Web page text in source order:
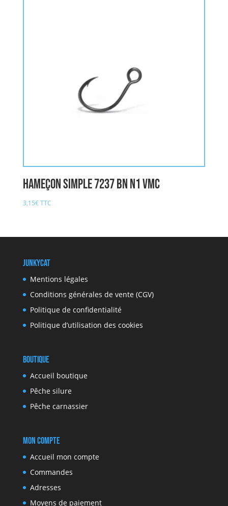
Hameçon Simple 7237 BN n1 VMC
3,15€TTC
JunkyCat
Mentions légales
Conditions générales de vente (CGV)
Politique de confidentialité
Politique d’utilisation des cookies
Boutique
Accueil boutique
Pêche silure
Pêche carnassier
Mon compte
Accueil mon compte
Commandes
Adresses
Moyens de paiement